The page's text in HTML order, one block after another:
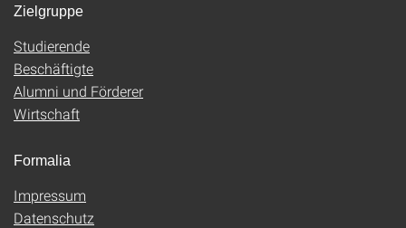
Zielgruppe
Studierende
Beschäftigte
Alumni und Förderer
Wirtschaft
Formalia
Impressum
Datenschutz